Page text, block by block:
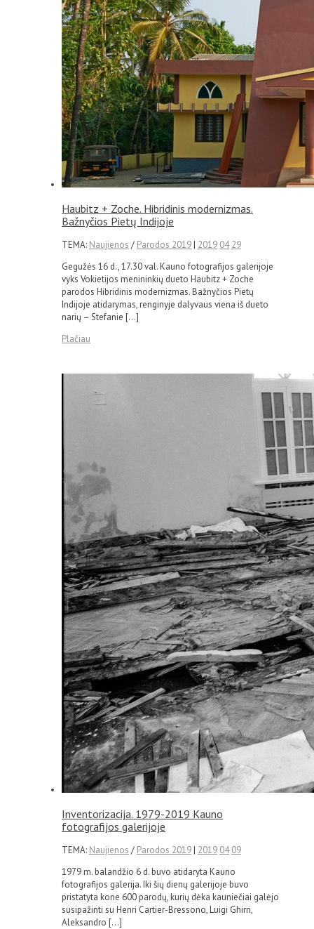
Haubitz + Zoche. Hibridinis modernizmas.
Bažnyčios Pietų Indijoje
TEMA: Naujienos / Parodos 2019| 2019 04 29
Gegužės 16 d., 17.30 val. Kauno fotografijos galerijoje
vyks Vokietijos menininkių dueto Haubitz + Zoche
parodos Hibridinis modernizmas. Bažnyčios Pietų
Indijoje atidarymas, renginyje dalyvaus viena iš dueto
narių – Stefanie […]
Plačiau
Inventorizacija. 1979-2019 Kauno
fotografijos galerijoje
TEMA: Naujienos / Parodos 2019| 2019 04 09
1979 m. balandžio 6 d. buvo atidaryta Kauno
fotografijos galerija. Iki šių dienų galerijoje buvo
pristatyta kone 600 parodų, kurių dėka kauniečiai galėjo
susipažinti su Henri Cartier-Bressono, Luigi Ghirri,
Aleksandro […]